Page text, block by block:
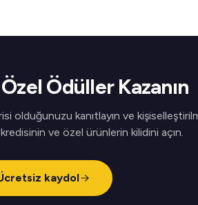
Ödüller Kazanın
olduğunuzu kanıtlayın ve
ve özel ürünlerin kilidini açın.
kaydol